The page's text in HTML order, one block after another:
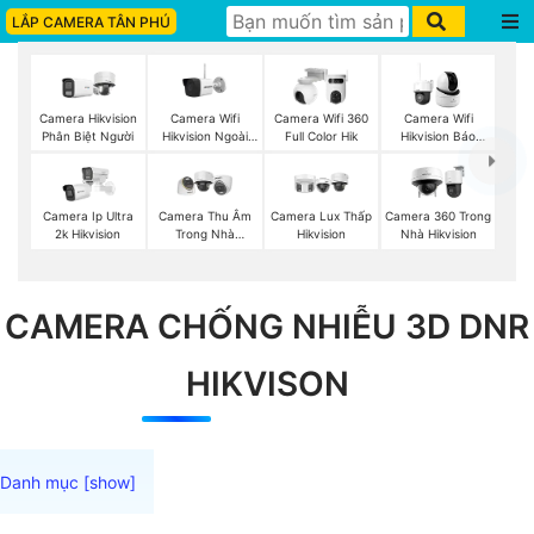
LẮP CAMERA TÂN PHÚ
Camera Hikvision
Phân Biệt Người
Camera Wifi
Hikvision Ngoài
Camera Wifi 360
Full Color Hik
Camera Wifi
Hikvision Báo
Camera Ip Ultra
2k Hikvision
Camera Thu Âm
Trong Nhà
Camera Lux Thấp
Hikvision
Camera 360 Trong
Nhà Hikvision
CAMERA CHỐNG NHIỄU 3D DNR
HIKVISON